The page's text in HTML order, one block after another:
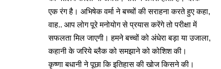
एक रंग है। अभिषेक वर्मा ने बच्चों की सराहना करते हुए कहा,
वाह.. आप लोग पूरे मनोयोग से प्रयास करेंगे तो परीक्षा में
सफलता मिल जाएगी। हमने बच्चों को अंधेरा बड़ा या उजाला,
कहानी के जरिये ब्लैक को समझाने को कोशिश की।
कृष्णा बधानी ने पूछा कि इतिहास की खोज किसने की।